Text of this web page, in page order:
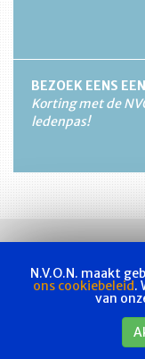
BEZOEK EENS
Korting met de
ledenpas!
N.V.O.N. maakt
ons cookiebeleid.
van